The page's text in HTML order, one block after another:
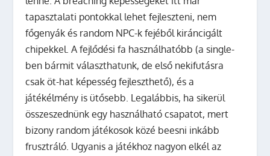
tapasztalati pontokkal lehet fejleszteni, nem
főgenyák és random NPC-k fejéből kiráncigált
chipekkel. A fejlődési fa használhatóbb (a single-
ben bármit választhatunk, de első nekifutásra
csak öt-hat képesség fejleszthető), és a
játékélmény is ütősebb. Legalábbis, ha sikerül
összeszednünk egy használható csapatot, mert
bizony random játékosok közé beesni inkább
frusztráló. Ugyanis a játékhoz nagyon elkél az